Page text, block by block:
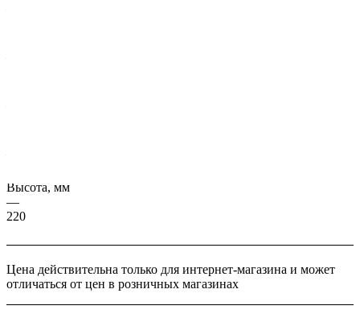
Высота, мм
—
220
Цена действительна только для интернет-магазина и может
отличаться от цен в розничных магазинах